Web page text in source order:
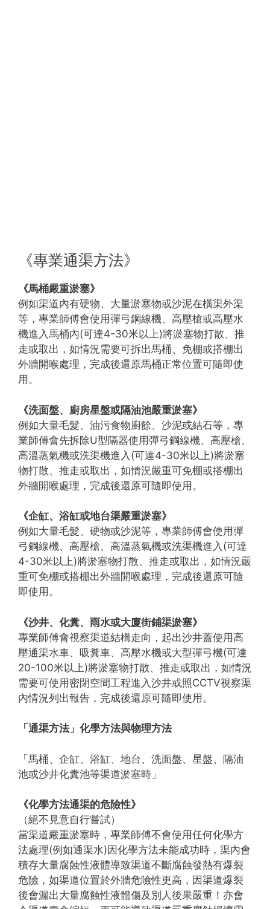
《專業通渠方法》
《馬桶嚴重淤塞》
例如渠道內有硬物、大量淤塞物或沙泥在橫渠外渠
等，專業師傅會使用彈弓鋼線機、高壓槍或高壓水
機進入馬桶內(可達4-30米以上)將淤塞物打散、推
走或取出，如情況需要可拆出馬桶、免棚或搭棚出
外牆開喉處理，完成後還原馬桶正常位置可隨即使
用。
《洗面盤、廚房星盤或隔油池嚴重淤塞》
例如大量毛髮、油污食物廚餘、沙泥或結石等，專
業師傅會先拆除U型隔器使用彈弓鋼線機、高壓槍、
高溫蒸氣機或洗渠機進入(可達4-30米以上)將淤塞
物打散、推走或取出，如情況嚴重可免棚或搭棚出
外牆開喉處理，完成後還原可隨即使用。
《企缸、浴缸或地台渠嚴重淤塞》
例如大量毛髮、硬物或沙泥等，專業師傅會使用彈
弓鋼線機、高壓槍、高溫蒸氣機或洗渠機進入(可達
4-30米以上)將淤塞物打散、推走或取出，如情況嚴
重可免棚或搭棚出外牆開喉處理，完成後還原可隨
即使用。
《沙井、化糞、雨水或大廈街鋪渠淤塞》
專業師傅會視察渠道結構走向，起出沙井蓋使用高
壓通渠水車、吸糞車、高壓水機或大型彈弓機(可達
20-100米以上)將淤塞物打散、推走或取出，如情況
需要可使用密閉空間工程進入沙井或照CCTV視察渠
內情況列出報告，完成後還原可隨即使用。
「通渠方法」化學方法與物理方法
「馬桶、企缸、浴缸、地台、洗面盤、星盤、隔油
池或沙井化糞池等渠道淤塞時」
《化學方法通渠的危險性》
（絕不見意自行嘗試）
當渠道嚴重淤塞時，專業師傅不會使用任何化學方
法處理(例如通渠水)因化學方法未能成功時，渠內會
積存大量腐蝕性液體導致渠道不斷腐蝕發熱有爆裂
危險，如渠道位置於外牆危險性更高，因渠道爆裂
後會漏出大量腐蝕性液體傷及別人後果嚴重！亦會